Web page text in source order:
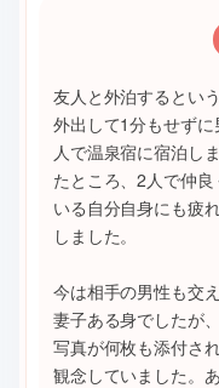
友人と外泊するとい
外出して1分もせず
人で温泉宿に宿泊し
たところ、2人で仲
いる自分自身にも疲
しました。
今は相手の男性も交
妻子ある身でしたが
写真が何枚も添付さ
観念していました。